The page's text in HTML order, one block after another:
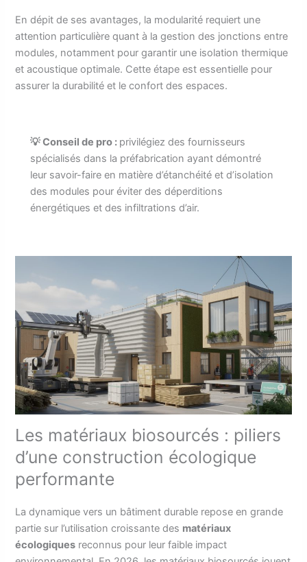
En dépit de ses avantages, la modularité requiert une
attention particulière quant à la gestion des jonctions entre
modules, notamment pour garantir une isolation thermique
et acoustique optimale. Cette étape est essentielle pour
assurer la durabilité et le confort des espaces.
💡 Conseil de pro : privilégiez des fournisseurs
spécialisés dans la préfabrication ayant démontré
leur savoir-faire en matière d’étanchéité et d’isolation
des modules pour éviter des déperditions
énergétiques et des infiltrations d’air.
Les matériaux biosourcés : piliers
d’une construction écologique
performante
La dynamique vers un bâtiment durable repose en grande
partie sur l’utilisation croissante des matériaux
écologiques reconnus pour leur faible impact